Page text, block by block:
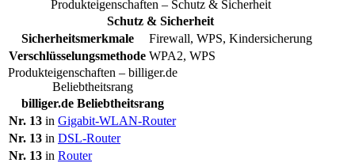
Produkteigenschaften – Schutz & Sicherheit
Schutz & Sicherheit
Sicherheitsmerkmale
Firewall, WPS, Kindersicherung
Verschlüsselungsmethode WPA2, WPS
Produkteigenschaften – billiger.de
Beliebtheitsrang
billiger.de Beliebtheitsrang
Nr. 13 in Gigabit-WLAN-Router
Nr. 13 in DSL-Router
Nr. 13 in Router